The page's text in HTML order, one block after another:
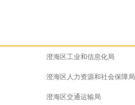
澄海区工业和信息化局
澄海区人力资源和社会保障局
澄海区交通运输局